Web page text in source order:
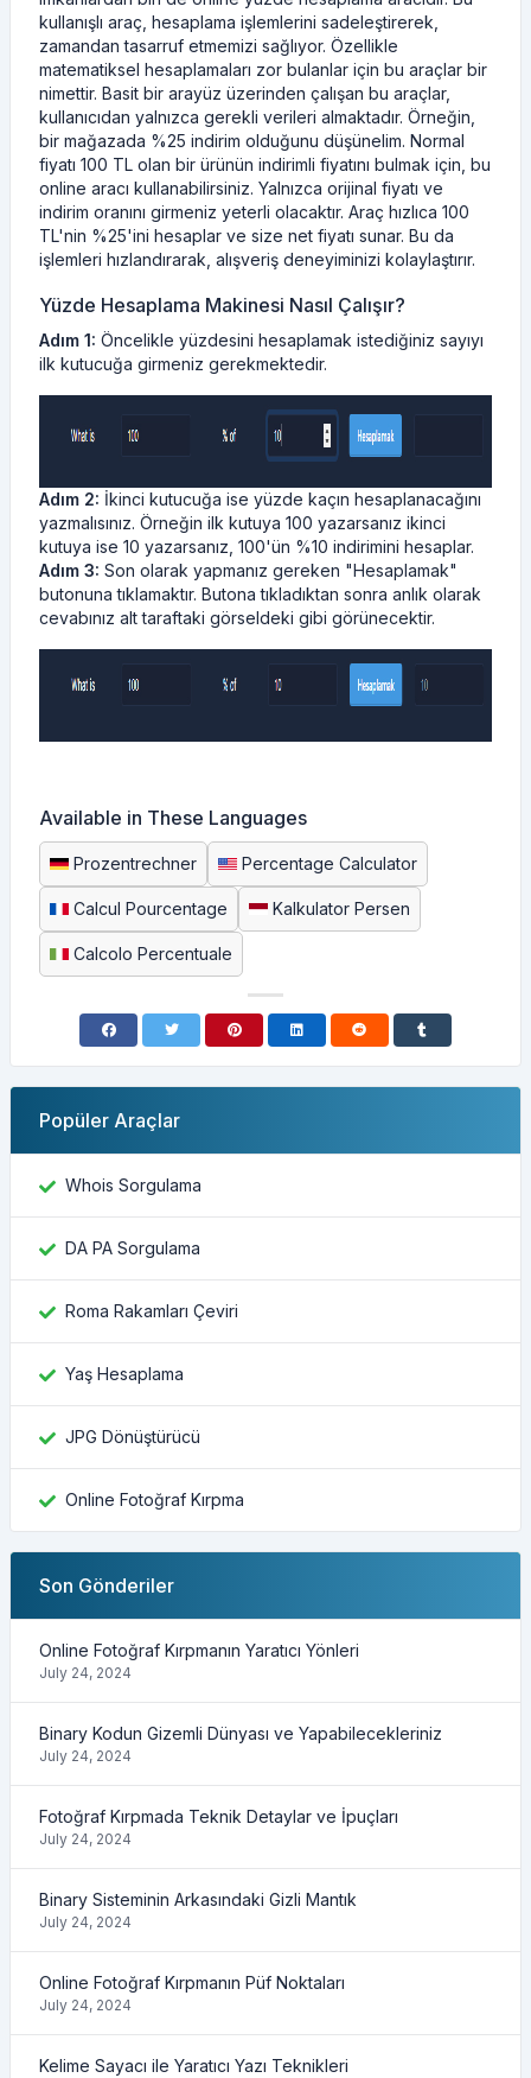
kullanışlı araç, hesaplama işlemlerini sadeleştirerek,
zamandan tasarruf etmemizi sağlıyor. Özellikle
matematiksel hesaplamaları zor bulanlar için bu araçlar bir
nimettir. Basit bir arayüz üzerinden çalışan bu araçlar,
kullanıcıdan yalnızca gerekli verileri almaktadır. Örneğin,
bir mağazada %25 indirim olduğunu düşünelim. Normal
fiyatı 100 TL olan bir ürünün indirimli fiyatını bulmak için, bu
online aracı kullanabilirsiniz. Yalnızca orijinal fiyatı ve
indirim oranını girmeniz yeterli olacaktır. Araç hızlıca 100
TL'nin %25'ini hesaplar ve size net fiyatı sunar. Bu da
işlemleri hızlandırarak, alışveriş deneyiminizi kolaylaştırır.
Yüzde Hesaplama Makinesi Nasıl Çalışır?
Adım 1: Öncelikle yüzdesini hesaplamak istediğiniz sayıyı
ilk kutucuğa girmeniz gerekmektedir.
Adım 2: İkinci kutucuğa ise yüzde kaçın hesaplanacağını
yazmalısınız. Örneğin ilk kutuya 100 yazarsanız ikinci
kutuya ise 10 yazarsanız, 100'ün %10 indirimini hesaplar.
Adım 3: Son olarak yapmanız gereken "Hesaplamak"
butonuna tıklamaktır. Butona tıkladıktan sonra anlık olarak
cevabınız alt taraftaki görseldeki gibi görünecektir.
Available in These Languages
Prozentrechner Percentage Calculator
Calcul Pourcentage Kalkulator Persen
Calcolo Percentuale
Popüler Araçlar
Whois Sorgulama
DA PA Sorgulama
Roma Rakamları Çeviri
Yaş Hesaplama
JPG Dönüştürücü
Online Fotoğraf Kırpma
Son Gönderiler
Online Fotoğraf Kırpmanın Yaratıcı Yönleri
July 24, 2024
Binary Kodun Gizemli Dünyası ve Yapabilecekleriniz
July 24, 2024
Fotoğraf Kırpmada Teknik Detaylar ve İpuçları
July 24, 2024
Binary Sisteminin Arkasındaki Gizli Mantık
July 24, 2024
Online Fotoğraf Kırpmanın Püf Noktaları
July 24, 2024
Kelime Sayacı ile Yaratıcı Yazı Teknikleri